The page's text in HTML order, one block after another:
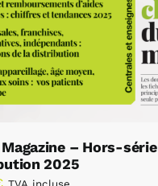
Magazine – Hors-série
2025